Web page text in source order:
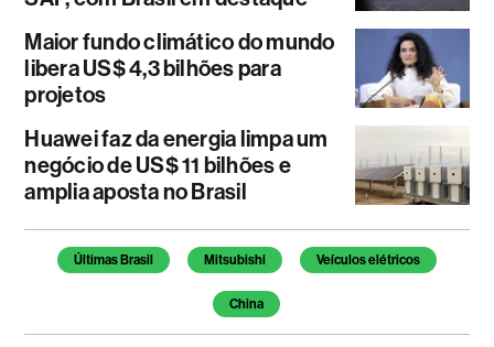
Maior fundo climático do mundo
libera US$ 4,3 bilhões para
projetos
Huawei faz da energia limpa um
negócio de US$ 11 bilhões e
amplia aposta no Brasil
Temas deste artigo
Últimas Brasil Mitsubishi Veículos elétricos
China